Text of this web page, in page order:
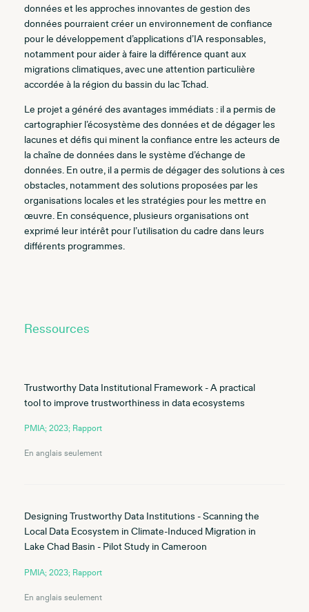
données et les approches innovantes de gestion des
données pourraient créer un environnement de confiance
pour le développement d’applications d’IA responsables,
notamment pour aider à faire la différence quant aux
migrations climatiques, avec une attention particulière
accordée à la région du bassin du lac Tchad.
Le projet a généré des avantages immédiats : il a permis de
cartographier l’écosystème des données et de dégager les
lacunes et défis qui minent la confiance entre les acteurs de
la chaîne de données dans le système d’échange de
données. En outre, il a permis de dégager des solutions à ces
obstacles, notamment des solutions proposées par les
organisations locales et les stratégies pour les mettre en
œuvre. En conséquence, plusieurs organisations ont
exprimé leur intérêt pour l’utilisation du cadre dans leurs
différents programmes.
Ressources
Trustworthy Data Institutional Framework - A practical
tool to improve trustworthiness in data ecosystems
PMIA; 2023; Rapport
En anglais seulement
Designing Trustworthy Data Institutions - Scanning the
Local Data Ecosystem in Climate-Induced Migration in
Lake Chad Basin - Pilot Study in Cameroon
PMIA; 2023; Rapport
En anglais seulement